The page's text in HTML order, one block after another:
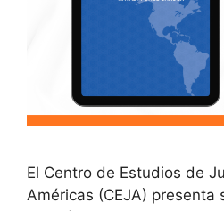
El Centro de Estudios de
Américas (CEJA) presenta